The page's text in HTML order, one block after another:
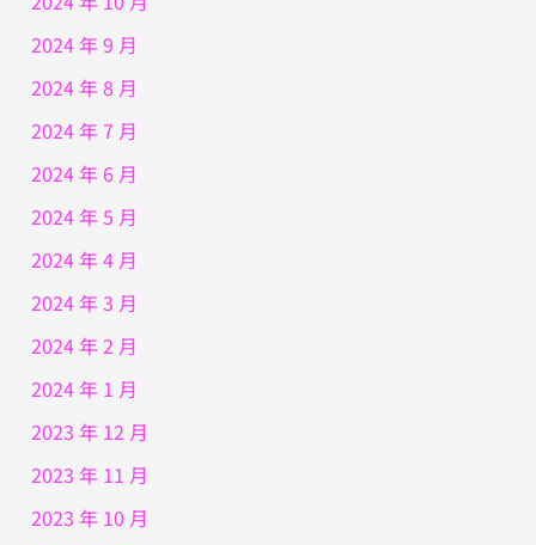
2024 年 9 月
2024 年 8 月
2024 年 7 月
2024 年 6 月
2024 年 5 月
2024 年 4 月
2024 年 3 月
2024 年 2 月
2024 年 1 月
2023 年 12 月
2023 年 11 月
2023 年 10 月